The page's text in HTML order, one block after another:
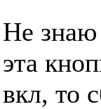
Не знаю
эта
вкл, то